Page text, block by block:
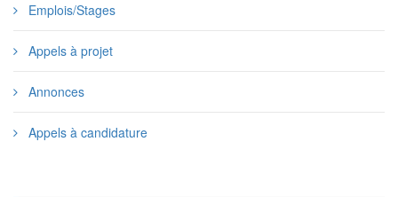
Emplois/Stages
Appels à projet
Annonces
Appels à candidature